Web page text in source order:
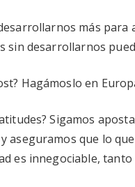
más
sin desarrollarnos
Hagámoslo en
Sigamos
aseguramos que lo
es innegociable,